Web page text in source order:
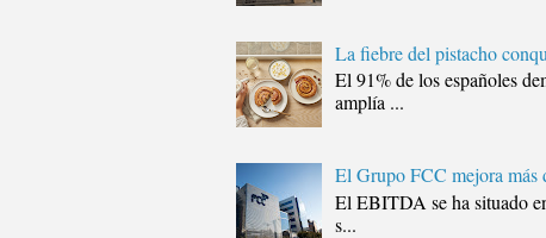
La fiebre del pistacho
El 91% de los españoles
amplía ...
El Grupo FCC mejora más
El EBITDA se ha situado
s...